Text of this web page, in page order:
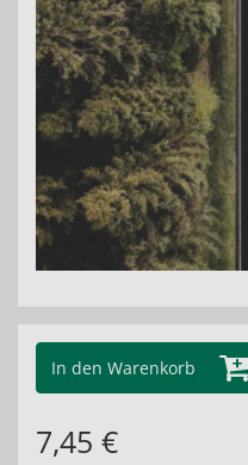
In den Warenkorb
7,45 €